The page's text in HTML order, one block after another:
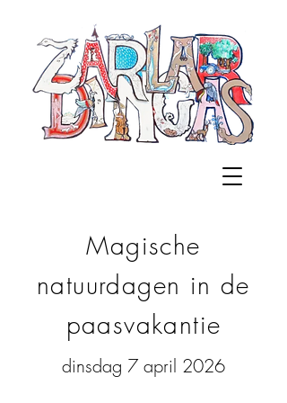
Magische
natuurdagen in de
paasvakantie
dinsdag 7 april 2026